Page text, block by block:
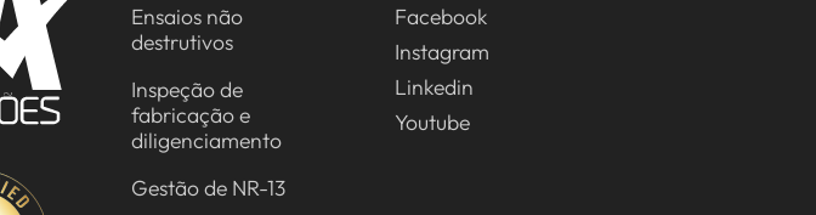
Ensaios não
destrutivos
Inspeção de
fabricação e
diligenciamento
Gestão de NR-13
Facebook
Instagram
Linkedin
Youtube